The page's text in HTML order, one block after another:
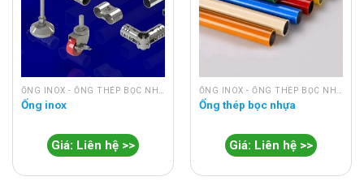
Ống inox
Giá: Liên hệ >>
Ống thép bọc nhựa
Giá: Liên hệ >>